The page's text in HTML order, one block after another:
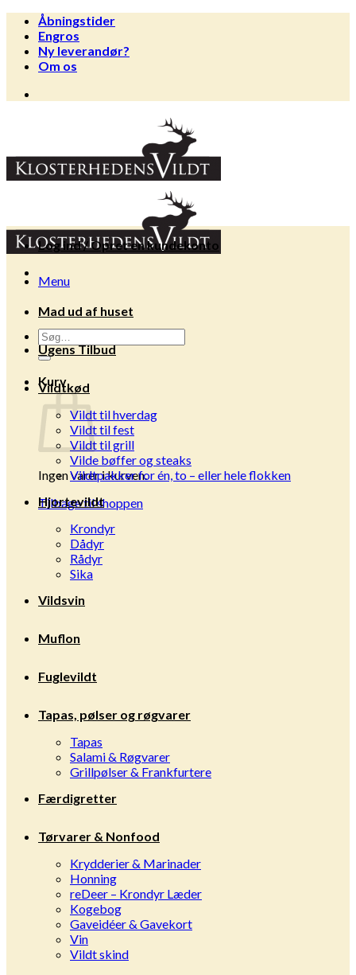
Fortsæt
indhold
Åbningstider
Engros
Ny leverandør?
Om os
Menu
Søg
efter:
Kurv
Ingen varer i kurven.
Tilbage til shoppen
Log ind / Opret en kundekonto
Mad ud af huset
Ugens Tilbud
Vildtkød
Vildt til hverdag
Vildt til fest
Vildt til grill
Vilde bøffer og steaks
Vildtpakker for én, to – eller hele flokken
Hjortevildt
Krondyr
Dådyr
Rådyr
Sika
Vildsvin
Muflon
Fuglevildt
Tapas, pølser og røgvarer
Tapas
Salami & Røgvarer
Grillpølser & Frankfurtere
Færdigretter
Tørvarer & Nonfood
Krydderier & Marinader
Honning
reDeer – Krondyr Læder
Kogebog
Gaveidéer & Gavekort
Vin
Vildt skind